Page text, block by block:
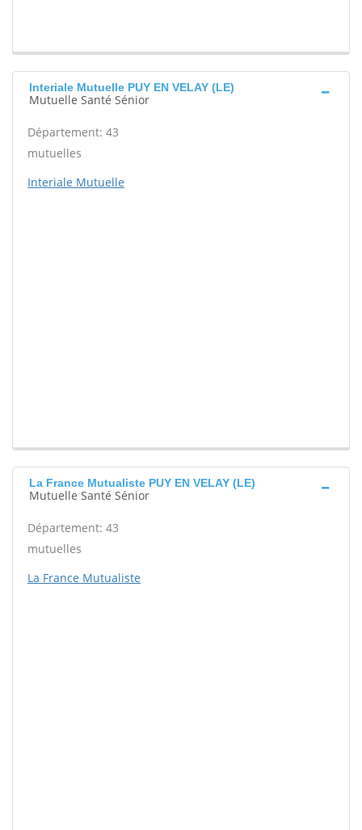
Interiale Mutuelle PUY EN VELAY (LE)
Mutuelle Santé Sénior
Département: 43
mutuelles
Interiale Mutuelle
La France Mutualiste PUY EN VELAY (LE)
Mutuelle Santé Sénior
Département: 43
mutuelles
La France Mutualiste